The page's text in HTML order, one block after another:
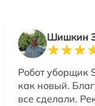
Шишкин
Робот уборщик
как новый.
все сделали.